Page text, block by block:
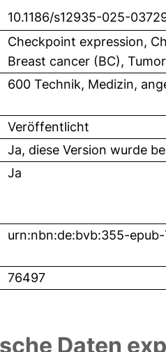
10.1186/s12935-025-
Checkpoint expression,
Breast cancer (BC),
600 Technik, Medizin,
Veröffentlicht
Ja, diese Version wurde
Ja
urn:nbn:de:bvb:355-
76497
Daten